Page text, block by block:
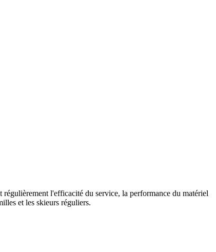
l'efficacité du service, la performance du matériel
et les skieurs réguliers.